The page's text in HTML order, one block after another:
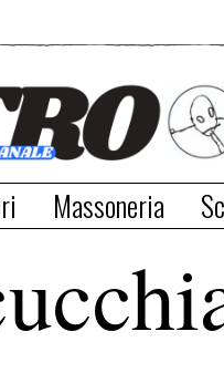
Massoneria